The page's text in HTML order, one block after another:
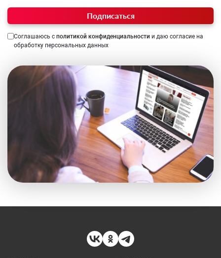
Подписаться
Соглашаюсь с политикой конфиденциальности и даю согласие на
обработку персональных данных